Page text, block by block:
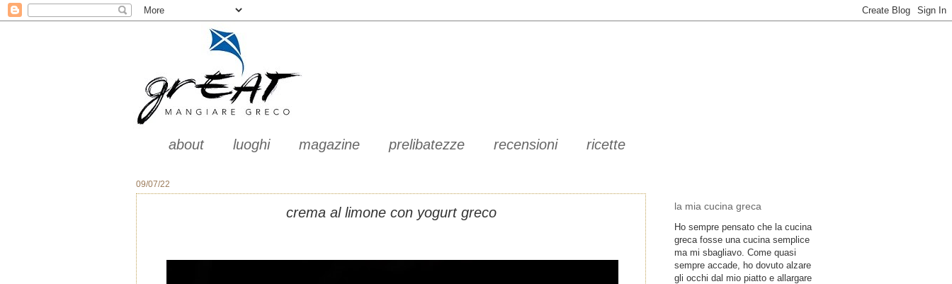
about luoghi magazine prelibatezze recensioni ricette
09/07/22
crema al limone con yogurt greco la mia cucina greca
Ho sempre pensato che la cucina
greca fosse una cucina semplice
ma mi sbagliavo. Come quasi
sempre accade, ho dovuto alzare
gli occhi dal mio piatto e allargare